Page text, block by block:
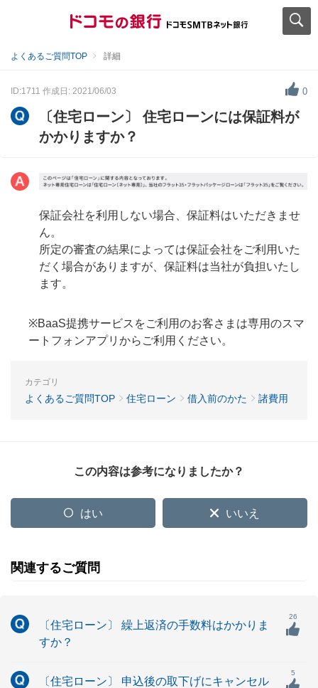
よくあるご質問TOP 詳細
ID:1711 作成日: 2021/06/03 0
〔住宅ローン〕 住宅ローンには保証料が
かかりますか？
保証会社を利用しない場合、保証料はいただきませ
ん。
所定の審査の結果によっては保証会社をご利用いた
だく場合がありますが、保証料は当社が負担いたし
ます。
※BaaS提携サービスをご利用のお客さまは専用のスマ
ートフォンアプリからご利用ください。
カテゴリ
よくあるご質問TOP 住宅ローン 借入前のかた 諸費用
この内容は参考になりましたか？
はい いいえ
関連するご質問
〔住宅ローン〕 繰上返済の手数料はかかりま
すか？
26
〔住宅ローン〕 申込後の取下げにキャンセル
5